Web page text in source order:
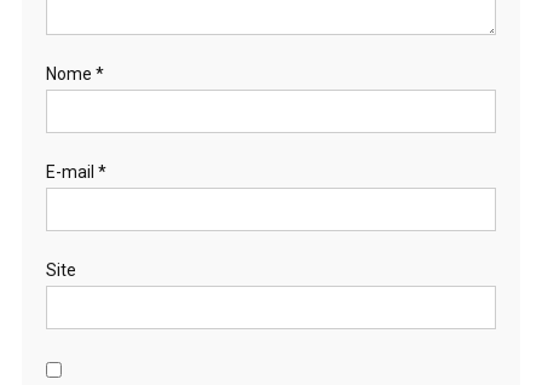
Nome *
E-mail *
Site